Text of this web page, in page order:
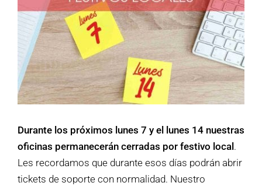
más
grande
Durante los próximos lunes 7 y el lunes 14 nuestras
oficinas permanecerán cerradas por festivo local.
Les recordamos que durante esos días podrán abrir
tickets de soporte con normalidad. Nuestro